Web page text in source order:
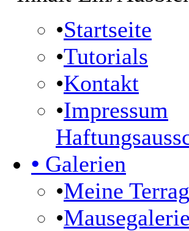
•Startseite
•Tutorials
•Kontakt
•Impressum
• Galerien
•Meine
•Mausegalerie